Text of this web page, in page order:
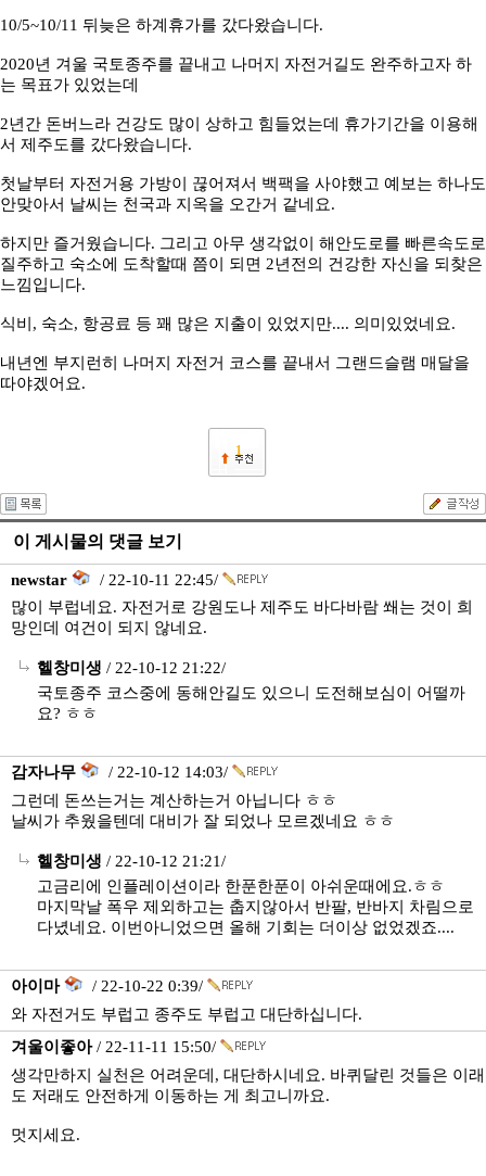
10/5~10/11 뒤늦은 하계휴가를 갔다왔습니다.
2020년 겨울 국토종주를 끝내고 나머지 자전거길도 완주하고자 하
는 목표가 있었는데
2년간 돈버느라 건강도 많이 상하고 힘들었는데 휴가기간을 이용해
서 제주도를 갔다왔습니다.
첫날부터 자전거용 가방이 끊어져서 백팩을 사야했고 예보는 하나도
안맞아서 날씨는 천국과 지옥을 오간거 같네요.
하지만 즐거웠습니다. 그리고 아무 생각없이 해안도로를 빠른속도로
질주하고 숙소에 도착할때 쯤이 되면 2년전의 건강한 자신을 되찾은
느낌입니다.
식비, 숙소, 항공료 등 꽤 많은 지출이 있었지만.... 의미있었네요.
내년엔 부지런히 나머지 자전거 코스를 끝내서 그랜드슬램 매달을
따야겠어요.
1
이 게시물의 댓글 보기
newstar
/ 22-10-11 22:45/
많이 부럽네요. 자전거로 강원도나 제주도 바다바람 쐐는 것이 희
망인데 여건이 되지 않네요.
헬창미생 / 22-10-12 21:22/
국토종주 코스중에 동해안길도 있으니 도전해보심이 어떨까
요? ㅎㅎ
감자나무
/ 22-10-12 14:03/
그런데 돈쓰는거는 계산하는거 아닙니다 ㅎㅎ
날씨가 추웠을텐데 대비가 잘 되었나 모르겠네요 ㅎㅎ
헬창미생 / 22-10-12 21:21/
고금리에 인플레이션이라 한푼한푼이 아쉬운때에요.ㅎㅎ
마지막날 폭우 제외하고는 춥지않아서 반팔, 반바지 차림으로
다녔네요. 이번아니었으면 올해 기회는 더이상 없었겠죠....
아이마
/ 22-10-22 0:39/
와 자전거도 부럽고 종주도 부럽고 대단하십니다.
겨울이좋아/ 22-11-11 15:50/
생각만하지 실천은 어려운데, 대단하시네요. 바퀴달린 것들은 이래
도 저래도 안전하게 이동하는 게 최고니까요.
멋지세요.